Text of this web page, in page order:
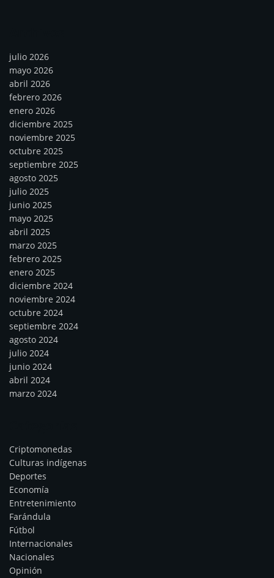
julio 2026
mayo 2026
abril 2026
febrero 2026
enero 2026
diciembre 2025
noviembre 2025
octubre 2025
septiembre 2025
agosto 2025
julio 2025
junio 2025
mayo 2025
abril 2025
marzo 2025
febrero 2025
enero 2025
diciembre 2024
noviembre 2024
octubre 2024
septiembre 2024
agosto 2024
julio 2024
junio 2024
abril 2024
marzo 2024
Criptomonedas
Culturas indígenas
Deportes
Economía
Entretenimiento
Farándula
Fútbol
Internacionales
Nacionales
Opinión